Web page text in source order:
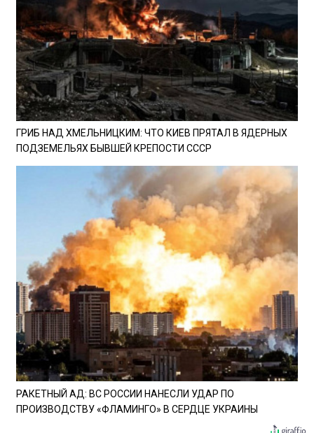
ГРИБ НАД ХМЕЛЬНИЦКИМ: ЧТО КИЕВ ПРЯТАЛ В ЯДЕРНЫХ
ПОДЗЕМЕЛЬЯХ БЫВШЕЙ КРЕПОСТИ СССР
РАКЕТНЫЙ АД: ВС РОССИИ НАНЕСЛИ УДАР ПО
ПРОИЗВОДСТВУ «ФЛАМИНГО» В СЕРДЦЕ УКРАИНЫ